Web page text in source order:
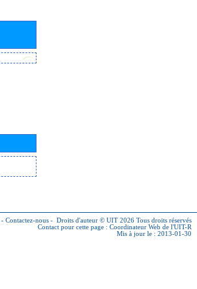
- Contactez-nous - Droits d'auteur © UIT 2026 Tous droits réservés
Contact pour cette page : Coordinateur Web de l'UIT-R
Mis à jour le : 2013-01-30